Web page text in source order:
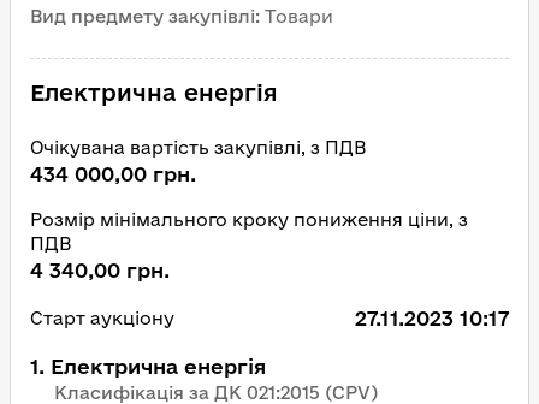
Вид предмету закупівлі: Товари
Електрична енергія
Очікувана вартість закупівлі, з ПДВ
434 000,00 грн.
Розмір мінімального кроку пониження ціни, з
ПДВ
4 340,00 грн.
Старт аукціону 27.11.2023 10:17
1. Електрична енергія
Класифікація за ДК 021:2015 (CPV)